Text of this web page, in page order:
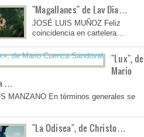
"Magallanes" de Lav Dia…
JOSÉ LUIS MUÑOZ Feliz
coincidencia en cartelera…
"Lux", de
Mario
…
MANZANO En términos generales se
"La Odisea", de Christo…